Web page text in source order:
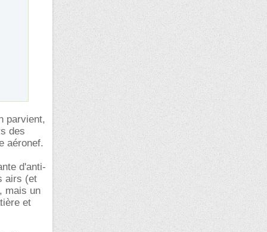
parvient,
des
aéronef.
d'anti-
airs (et
mais un
et